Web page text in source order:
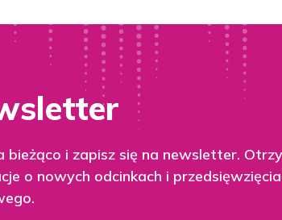
bieżąco i zapisz się na newsletter.
o nowych odcinkach i